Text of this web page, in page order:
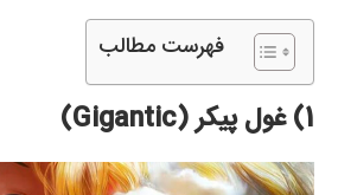
فهرست مطالب
1) غول پیکر (Gigantic)